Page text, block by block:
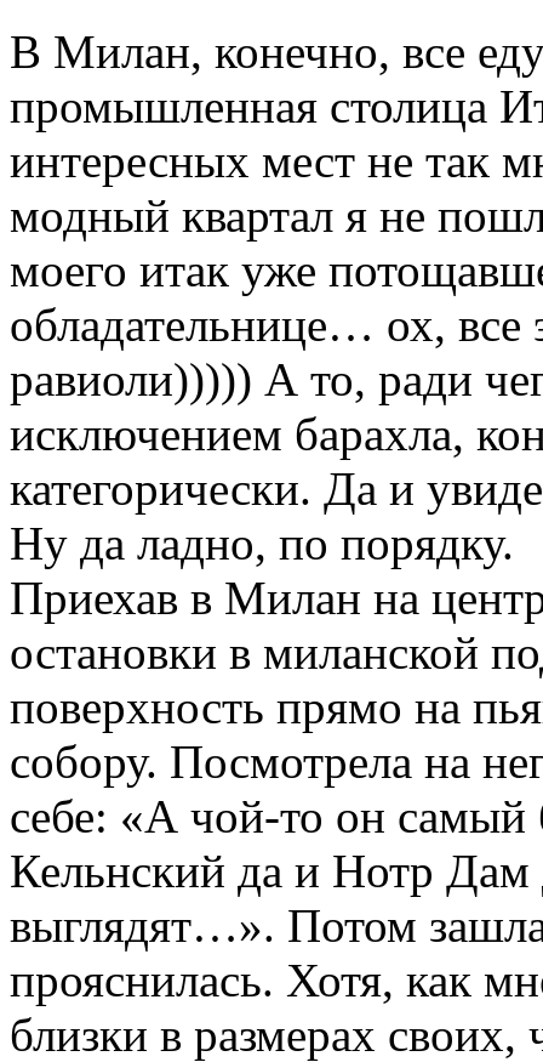
В Милан, конечно, все
промышленная столица
интересных мест не так
модный квартал я не
моего итак уже
обладательнице… ох, все
равиоли))))) А то, ради
исключением барахла,
категорически. Да и
Ну да ладно, по порядку.
Приехав в Милан на
остановки в миланской
поверхность прямо на
собору. Посмотрела на
себе: «А чой-то он самый
Кельнский да и Нотр Дам
выглядят…». Потом
прояснилась. Хотя, как
близки в размерах